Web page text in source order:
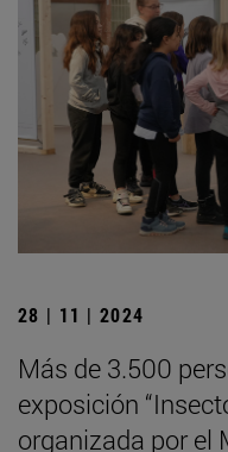
28 | 11 | 2024
Más de 3.500
exposición
organizada por el